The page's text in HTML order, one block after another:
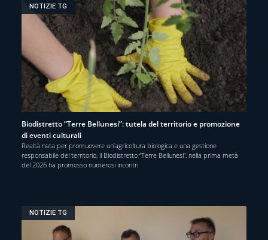
NOTIZIE TG
Biodistretto “Terre Bellunesi”: tutela del territorio e promozione
di eventi culturali
Realtà nata per promuovere un’agricoltura biologica e una gestione
responsabile del territorio, il Biodistretto “Terre Bellunesi”, nella prima metà
del 2026 ha promosso numerosi incontri
NOTIZIE TG